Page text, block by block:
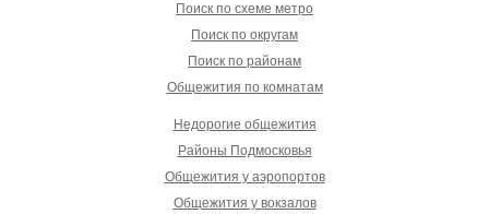
Поиск по схеме метро
Поиск по округам
Поиск по районам
Общежития по комнатам
Недорогие общежития
Районы Подмосковья
Общежития у аэропортов
Общежития у вокзалов